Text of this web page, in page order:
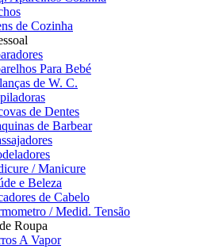
de Cozinha
Para Bebé
de W. C.
de Dentes
de Barbear
/ Manicure
e Beleza
de Cabelo
/ Medid. Tensão
Roupa
A Vapor